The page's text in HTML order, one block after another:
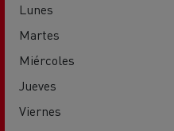
Lunes
Martes
Miércoles
Jueves
Viernes